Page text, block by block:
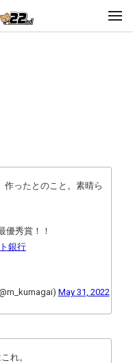
作ったとのこと。素晴ら
優秀賞！！
銀行
May 31, 2022
れ。